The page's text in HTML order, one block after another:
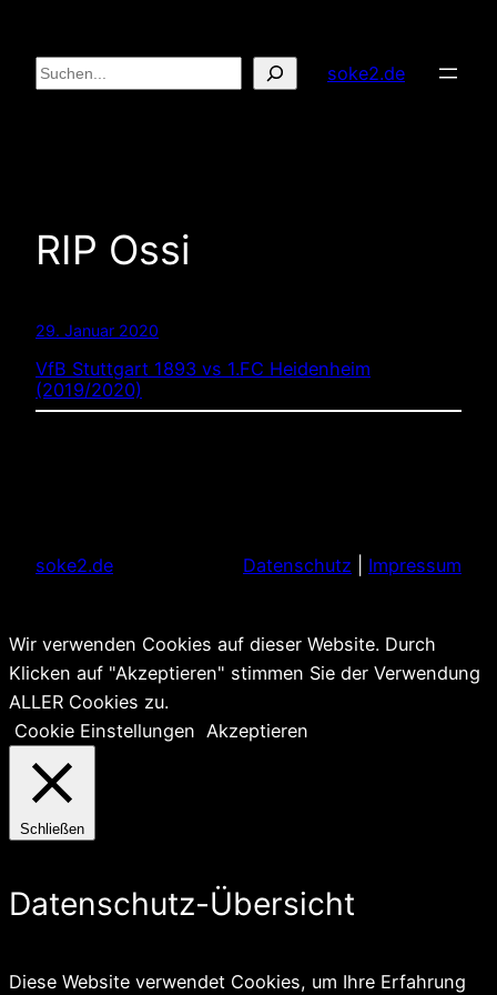
Inhalt
springen
Suchen soke2.de
RIP Ossi
29. Januar 2020
VfB Stuttgart 1893 vs 1.FC Heidenheim
(2019/2020)
soke2.de Datenschutz Impressum
Wir verwenden Cookies auf dieser Website. Durch
Klicken auf "Akzeptieren" stimmen Sie der Verwendung
ALLER Cookies zu.
Cookie Einstellungen Akzeptieren
Schließen
Datenschutz-Übersicht
Diese Website verwendet Cookies, um Ihre Erfahrung